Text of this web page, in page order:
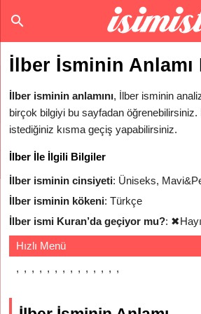
İlber İsminin Anlamı
İlber isminin anlamını, İlber isminin
birçok bilgiyi bu sayfadan öğrenebilirsiniz.
istediğiniz kısma geçiş yapabilirsiniz.
İlber İle İlgili Bilgiler
İlber isminin cinsiyeti: Üniseks,
İlber isminin kökeni: Türkçe
İlber ismi Kuran’da geçiyor mu?: ✖
Hızlı Menü